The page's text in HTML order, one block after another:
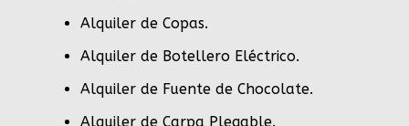
Alquiler de Copas.
Alquiler de Botellero Eléctrico.
Alquiler de Fuente de Chocolate.
Alquiler de Carpa Plegable.